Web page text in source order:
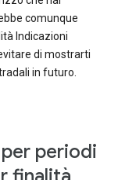
comunque
Indicazioni
di mostrarti
in futuro.
periodi